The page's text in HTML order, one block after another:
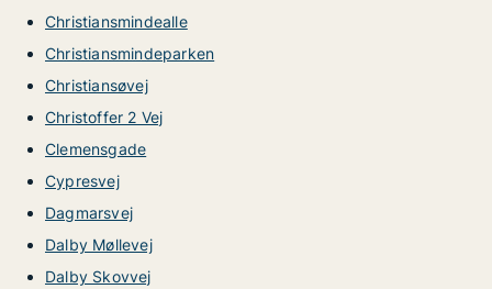
Christiansmindealle
Christiansmindeparken
Christiansøvej
Christoffer 2 Vej
Clemensgade
Cypresvej
Dagmarsvej
Dalby Møllevej
Dalby Skovvej